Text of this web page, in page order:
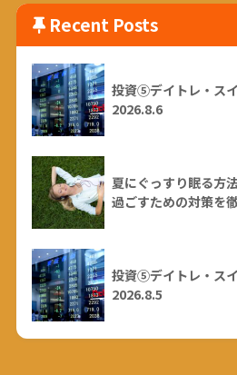
Recent Posts
投資⑤デイトレ・ス
2026.8.6
夏にぐっすり眠る方
過ごすための対策を
投資⑤デイトレ・ス
2026.8.5